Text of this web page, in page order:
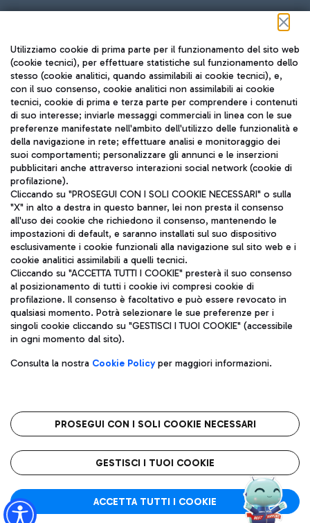
Seguici sui social
TRAVEL JOURNAL
ITA
Aeroporti di Roma S.p.A. - Società soggetta a direzione e
coordinamento di Mundys S.p.A.
Codice fiscale e Registro delle Imprese di Roma 13032990155 P.
IVA 06572251004
Capitale sociale 62.224.743,00 int. vers.
Sede legale: Via Pier Paolo Racchetti 1 - 00054 Fiumicino (RM)
telefono +39 06 65951
Privacy policy
Note legali
Roma FCO
L'aeroporto stellato
Utilizziamo cookie di prima parte per il funzionamento del sito web
(cookie tecnici), per effettuare statistiche sul funzionamento dello
stesso (cookie analitici, quando assimilabili ai cookie tecnici), e,
con il suo consenso, cookie analitici non assimilabili ai cookie
tecnici, cookie di prima e terza parte per comprendere i contenuti
di suo interesse; inviarle messaggi commerciali in linea con le sue
preferenze manifestate nell'ambito dell'utilizzo delle funzionalità e
della navigazione in rete; effettuare analisi e monitoraggio dei
suoi comportamenti; personalizzare gli annunci e le inserzioni
pubblicitari anche attraverso interazioni social network (cookie di
profilazione).
Cliccando su "PROSEGUI CON I SOLI COOKIE NECESSARI" o sulla
"X" in alto a destra in questo banner, lei non presta il consenso
all'uso dei cookie che richiedono il consenso, mantenendo le
impostazioni di default, e saranno installati sul suo dispositivo
esclusivamente i cookie funzionali alla navigazione sul sito web e i
cookie analitici assimilabili a quelli tecnici.
Cliccando su "ACCETTA TUTTI I COOKIE" presterà il suo consenso
al posizionamento di tutti i cookie ivi compresi cookie di
profilazione. Il consenso è facoltativo e può essere revocato in
qualsiasi momento. Potrà selezionare le sue preferenze per i
singoli cookie cliccando su "GESTISCI I TUOI COOKIE" (accessibile
in ogni momento dal sito).
Consulta la nostra Cookie Policyper maggiori informazioni.
PROSEGUI CON I SOLI COOKIE NECESSARI
GESTISCI I TUOI COOKIE
ACCETTA TUTTI I COOKIE